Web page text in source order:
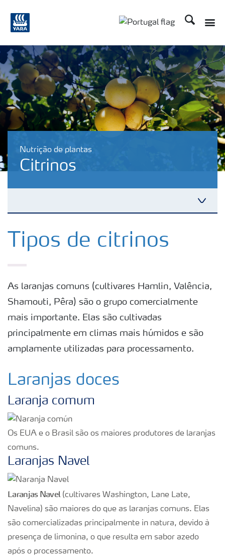
Procurar
Nutrição de plantas
Citrinos
Produtos
Culturas
Tipos de citrinos
As laranjas comuns (cultivares Hamlin, Valência,
Shamouti, Pêra) são o grupo comercialmente
mais importante. Elas são cultivadas
principalmente em climas mais húmidos e são
amplamente utilizadas para processamento.
Laranjas doces
Laranja comum
Os EUA e o Brasil são os maiores produtores de laranjas
comuns.
Laranjas Navel
Laranjas Navel(cultivares Washington, Lane Late,
Navelina) são maiores do que as laranjas comuns. Elas
são comercializadas principalmente in natura, devido à
presença de limonina, o que resulta em sabor azedo
após o processamento.